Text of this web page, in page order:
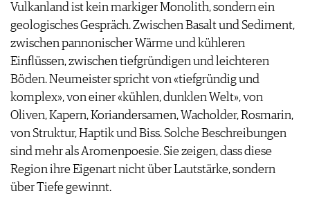
Vulkanland ist kein markiger Monolith, sondern ein
geologisches Gespräch. Zwischen Basalt und Sediment,
zwischen pannonischer Wärme und kühleren
Einflüssen, zwischen tiefgründigen und leichteren
Böden. Neumeister spricht von «tiefgründig und
komplex», von einer «kühlen, dunklen Welt», von
Oliven, Kapern, Koriandersamen, Wacholder, Rosmarin,
von Struktur, Haptik und Biss. Solche Beschreibungen
sind mehr als Aromenpoesie. Sie zeigen, dass diese
Region ihre Eigenart nicht über Lautstärke, sondern
über Tiefe gewinnt.